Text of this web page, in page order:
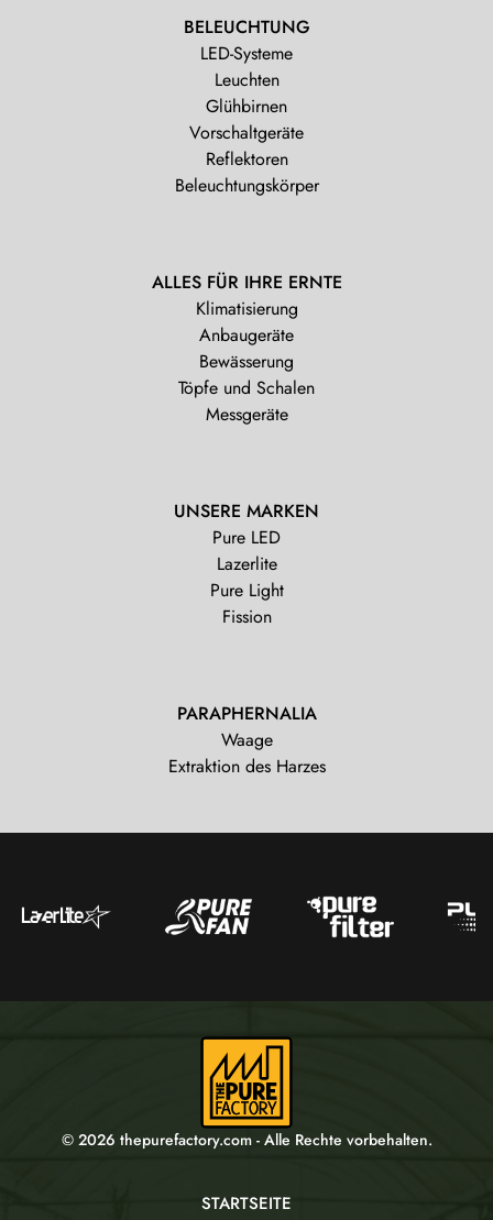
BELEUCHTUNG
LED-Systeme
Leuchten
Glühbirnen
Vorschaltgeräte
Reflektoren
Beleuchtungskörper
ALLES FÜR IHRE ERNTE
Klimatisierung
Anbaugeräte
Bewässerung
Töpfe und Schalen
Messgeräte
UNSERE MARKEN
Pure LED
Lazerlite
Pure Light
Fission
PARAPHERNALIA
Waage
Extraktion des Harzes
© 2026 thepurefactory.com - Alle Rechte vorbehalten.
STARTSEITE